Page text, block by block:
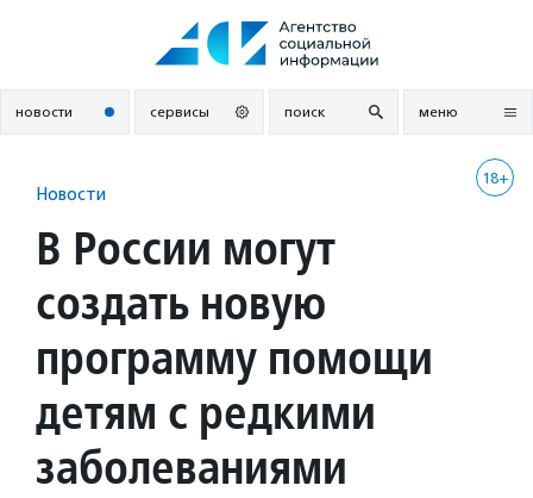
новости сервисы поиск меню
18+
Новости
В России могут
создать новую
программу помощи
детям с редкими
заболеваниями